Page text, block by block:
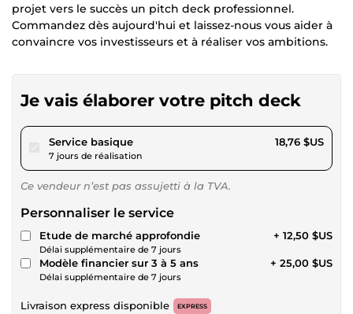
projet vers le succès un pitch deck professionnel.
Commandez dès aujourd'hui et laissez-nous vous aider à
convaincre vos investisseurs et à réaliser vos ambitions.
Je vais élaborer votre pitch deck
Service basiquepour 17,28 $US
7 jours de réalisation
18,76 $US
Ce vendeur n’est pas assujetti à la TVA.
Personnaliser le service
Etude de marché approfondie
Délai supplémentaire de 7 jours
+ 12,50 $US
Modèle financier sur 3 à 5 ans
Délai supplémentaire de 7 jours
+ 25,00 $US
Livraison express disponible EXPRESS